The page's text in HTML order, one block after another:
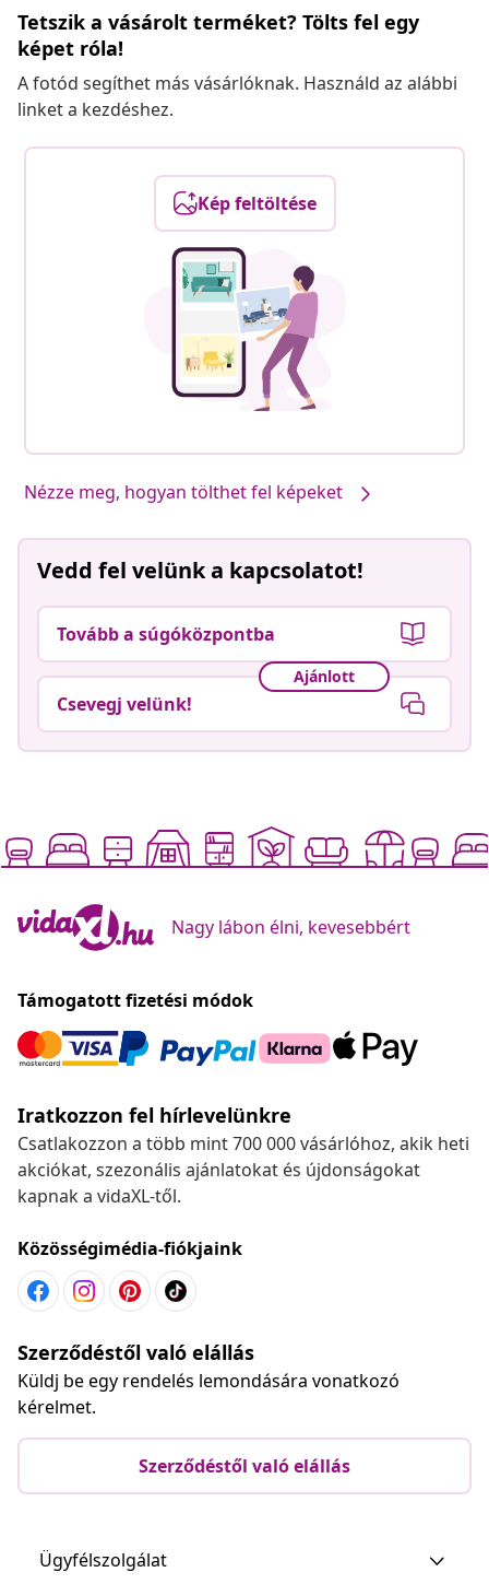
Tetszik a vásárolt terméket? Tölts fel egy
képet róla!
A fotód segíthet más vásárlóknak. Használd az alábbi
linket a kezdéshez.
Kép feltöltése
Nézze meg, hogyan tölthet fel képeket
Vedd fel velünk a kapcsolatot!
Tovább a súgóközpontba
Ajánlott
Csevegj velünk!
Nagy lábon élni, kevesebbért
Támogatott fizetési módok
Iratkozzon fel hírlevelünkre
Csatlakozzon a több mint 700 000 vásárlóhoz, akik heti
akciókat, szezonális ajánlatokat és újdonságokat
kapnak a vidaXL-től.
Közösségimédia-fiókjaink
Szerződéstől való elállás
Küldj be egy rendelés lemondására vonatkozó
kérelmet.
Szerződéstől való elállás
Ügyfélszolgálat